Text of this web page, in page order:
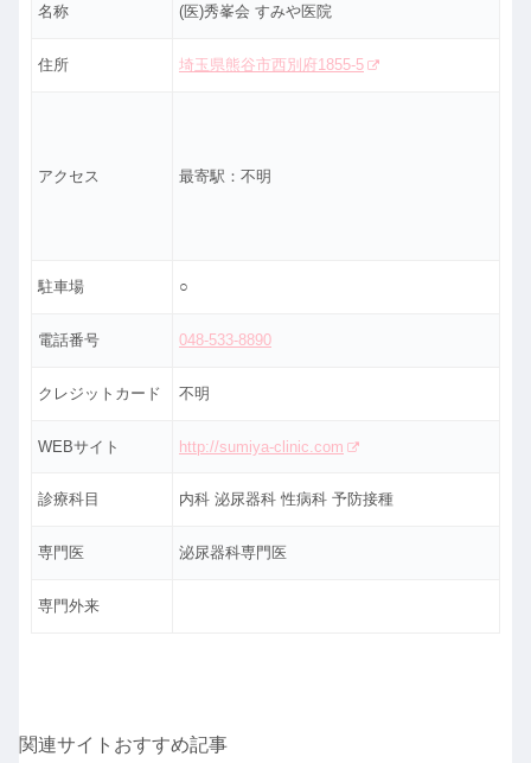
名称 (医)秀峯会 すみや医院
住所 埼玉県熊谷市西別府1855-5
アクセス 最寄駅：不明
駐車場 ○
電話番号 048-533-8890
クレジットカード 不明
WEBサイト http://sumiya-clinic.com
診療科目 内科 泌尿器科 性病科 予防接種
専門医 泌尿器科専門医
専門外来
関連サイトおすすめ記事